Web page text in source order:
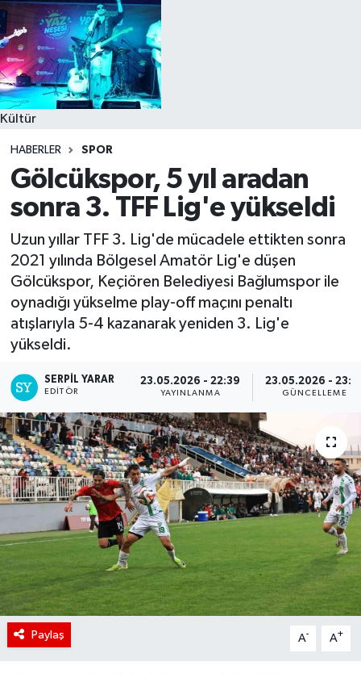
Kültür
HABERLER SPOR
Gölcükspor, 5 yıl aradan
sonra 3. TFF Lig'e yükseldi
Uzun yıllar TFF 3. Lig'de mücadele ettikten sonra
2021 yılında Bölgesel Amatör Lig'e düşen
Gölcükspor, Keçiören Belediyesi Bağlumspor ile
oynadığı yükselme play-off maçını penaltı
atışlarıyla 5-4 kazanarak yeniden 3. Lig'e
yükseldi.
SERPİL YARAR
EDITÖR
23.05.2026 - 22:39
YAYINLANMA
23.05.2026 -
GÜNCELLEME
Paylaş A- A+